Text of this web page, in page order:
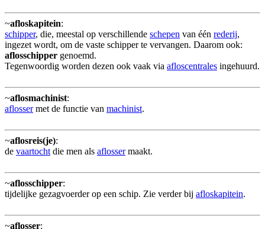
~afloskapitein:
schipper, die, meestal op verschillende schepen van één rederij,
ingezet wordt, om de vaste schipper te vervangen. Daarom ook:
aflosschipper genoemd.
Tegenwoordig worden dezen ook vaak via afloscentrales ingehuurd.
~aflosmachinist:
aflossermet de functie van machinist.
~aflosreis(je):
de vaartocht die men als aflossermaakt.
~aflosschipper:
tijdelijke gezagvoerder op een schip. Zie verder bij afloskapitein.
~aflosser: